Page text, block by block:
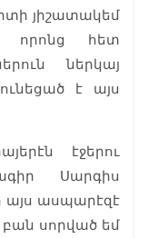
յիշատակեմ
որոնց հետ
ներկայ
է այս
էջերու
Սարգիս
այս ասպարէզէ
բան սորված եմ